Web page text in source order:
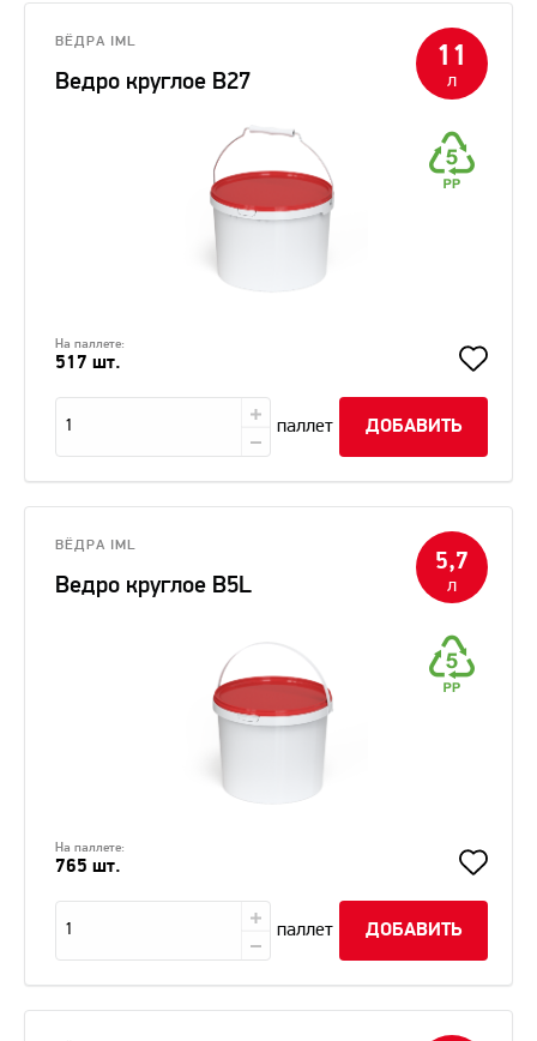
11
л
ВЁДРА IML
Ведро круглое В27
На паллете:
517 шт.
паллет ДОБАВИТЬ
5,7
л
ВЁДРА IML
Ведро круглое В5L
На паллете:
765 шт.
паллет ДОБАВИТЬ